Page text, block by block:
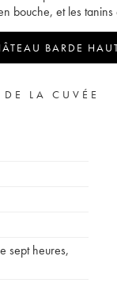
bouche, et les
BARDE
LA CUVÉE
sept heures,